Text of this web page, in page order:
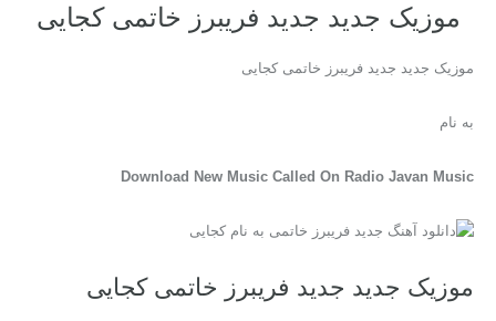
موزیک جدید جديد فریبرز خاتمی کجایی
موزیک جدید جديد فریبرز خاتمی کجایی
به نام
Download New Music Called On Radio Javan Music
موزیک جدید جديد فریبرز خاتمی کجایی